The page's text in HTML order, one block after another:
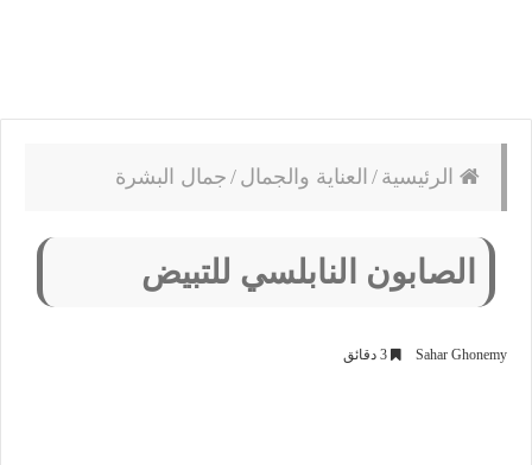
الرئيسية / العناية والجمال / جمال البشرة
الصابون النابلسي للتبيض
Sahar Ghonemy